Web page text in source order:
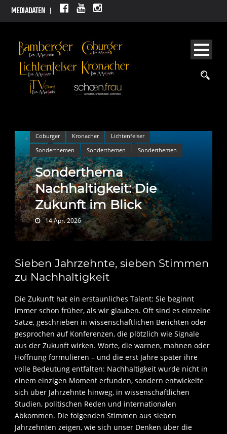
MEDIADATEN
Coburger Kronacher
Lichtenfelser
Sonderthemen
Sonderthemen Sonderthemen
Sonderthema
Nachhaltigkeit: Die
Zukunft im Blick
14 Apr. 2026
Sieben Jahrzehnte, sieben Stimmen
zu Nachhaltigkeit
Die Zukunft hat ein erstaunliches Talent: Sie beginnt
immer schon früher, als wir glauben. Oft sind es einzelne
Sätze, geschrieben in wissenschaftlichen Berichten oder
gesprochen auf Konferenzen, die plötzlich wie Signale
aus der Zukunft wirken. Worte, die warnen, mahnen oder
Hoffnung formulieren – und die erst Jahre später ihre
volle Bedeutung entfalten: Nachhaltigkeit wurde nicht in
einem einzigen Moment erfunden, sondern entwickelte
sich über Jahrzehnte hinweg, in wissenschaftlichen
Studien, politischen Reden und internationalen
Abkommen. Die folgenden Stimmen aus sieben
Jahrzehnten zeigen, wie sich unser Denken über die